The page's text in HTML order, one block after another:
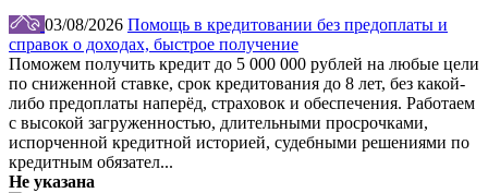
03/08/2026 Помощь в кредитовании без предоплаты и
справок о доходах, быстрое получение
Поможем получить кредит до 5 000 000 рублей на любые цели
по сниженной ставке, срок кредитования до 8 лет, без какой-
либо предоплаты наперёд, страховок и обеспечения. Работаем
с высокой загруженностью, длительными просрочками,
испорченной кредитной историей, судебными решениями по
кредитным обязател...
Не указана